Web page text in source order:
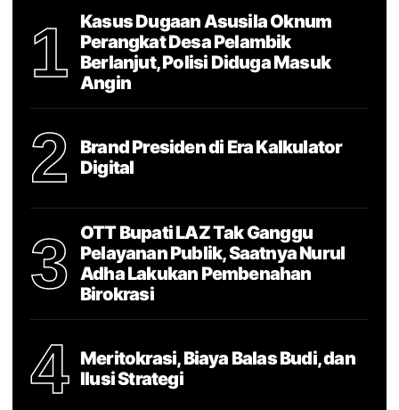
1
Kasus Dugaan Asusila Oknum
Perangkat Desa Pelambik
Berlanjut, Polisi Diduga Masuk
Angin
2
Brand Presiden di Era Kalkulator
Digital
3
OTT Bupati LAZ Tak Ganggu
Pelayanan Publik, Saatnya Nurul
Adha Lakukan Pembenahan
Birokrasi
4
Meritokrasi, Biaya Balas Budi, dan
Ilusi Strategi